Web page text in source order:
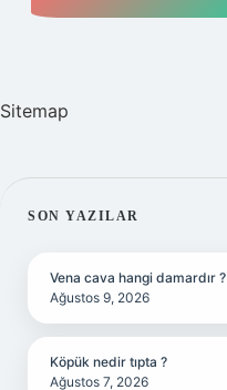
Sitemap
SIDEBAR
SON YAZILAR
Vena cava hangi damardır ?
Ağustos 9, 2026
Köpük nedir tıpta ?
Ağustos 7, 2026